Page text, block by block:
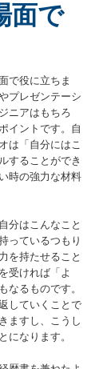
面で
で役に立ちま
プレゼンテーシ
ニアはもちろ
イントです。自
は「自分にはこ
することができ
時の強力な材料
分はこんなこと
っているつもり
を持たせること
受ければ「よ
るものです。
していくことで
ますし、こうし
なります。